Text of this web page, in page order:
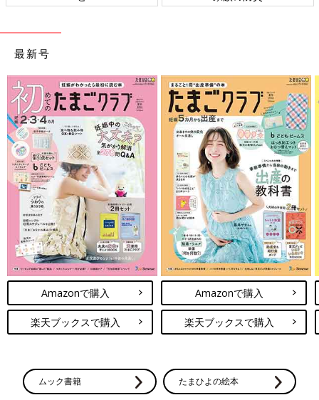
●ボタンの位置がわかりやすくて着せるのが
ラクちん。（奈良県／産後7ヶ月のママ）
●日本製で、綿100%の商品が多く安心。（徳
島県／産後8ヶ月のママ）
●デザインが豊富で選びやすい。（広島県／
産後1年のママ）
●ボタンの色分けなど、着せるときにわかり
やすい。（愛知県／産後1年6ヶ月のママ）
最新号
Amazonで購入
楽天ブックスで購入
Amazonで購入
楽天ブックスで購入
ムック書籍 たまひよの絵本